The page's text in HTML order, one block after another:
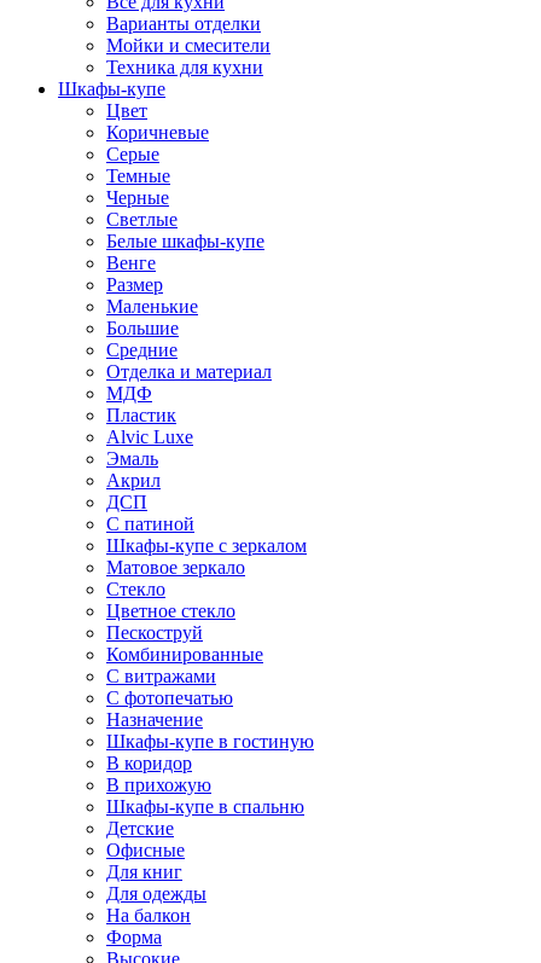
Варианты отделки
Мойки и смесители
Техника для кухни
Шкафы-купе
Цвет
Коричневые
Серые
Темные
Черные
Светлые
Белые шкафы-купе
Венге
Размер
Маленькие
Большие
Средние
Отделка и материал
МДФ
Пластик
Alvic Luxe
Эмаль
Акрил
ДСП
С патиной
Шкафы-купе с зеркалом
Матовое зеркало
Стекло
Цветное стекло
Пескоструй
Комбинированные
С витражами
С фотопечатью
Назначение
Шкафы-купе в гостиную
В коридор
В прихожую
Шкафы-купе в спальню
Детские
Офисные
Для книг
Для одежды
На балкон
Форма
Высокие